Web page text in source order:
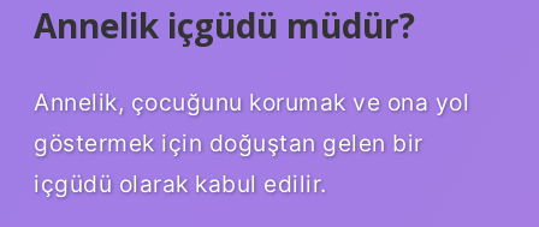
Annelik içgüdü müdür?
Annelik, çocuğunu korumak ve ona yol
göstermek için doğuştan gelen bir
içgüdü olarak kabul edilir.